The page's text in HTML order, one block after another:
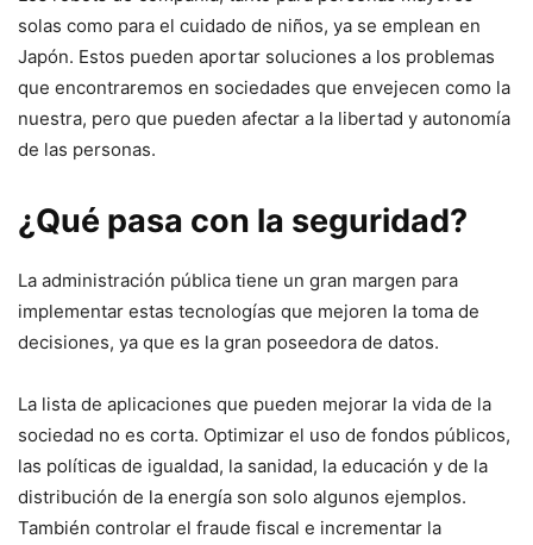
solas como para el cuidado de niños, ya se emplean en
Japón. Estos pueden aportar soluciones a los problemas
que encontraremos en sociedades que envejecen como la
nuestra, pero que pueden afectar a la libertad y autonomía
de las personas.
¿Qué pasa con la seguridad?
La administración pública tiene un gran margen para
implementar estas tecnologías que mejoren la toma de
decisiones, ya que es la gran poseedora de datos.
La lista de aplicaciones que pueden mejorar la vida de la
sociedad no es corta. Optimizar el uso de fondos públicos,
las políticas de igualdad, la sanidad, la educación y de la
distribución de la energía son solo algunos ejemplos.
También controlar el fraude fiscal e incrementar la